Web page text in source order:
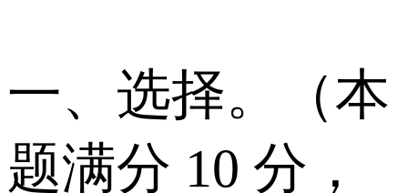
一、选择。（本
题满分 10 分，